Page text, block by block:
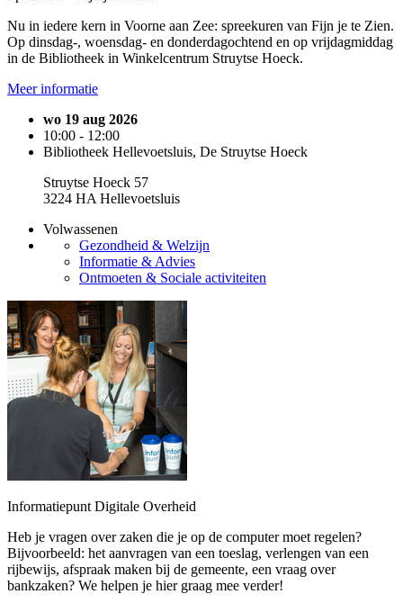
Nu in iedere kern in Voorne aan Zee: spreekuren van Fijn je te Zien.
Op dinsdag-, woensdag- en donderdagochtend en op vrijdagmiddag
in de Bibliotheek in Winkelcentrum Struytse Hoeck.
Meer informatie
wo 19 aug 2026
10:00 - 12:00
Bibliotheek Hellevoetsluis, De Struytse Hoeck
Struytse Hoeck 57
3224 HA Hellevoetsluis
Volwassenen
Gezondheid & Welzijn
Informatie & Advies
Ontmoeten & Sociale activiteiten
Informatiepunt Digitale Overheid
Heb je vragen over zaken die je op de computer moet regelen?
Bijvoorbeeld: het aanvragen van een toeslag, verlengen van een
rijbewijs, afspraak maken bij de gemeente, een vraag over
bankzaken? We helpen je hier graag mee verder!